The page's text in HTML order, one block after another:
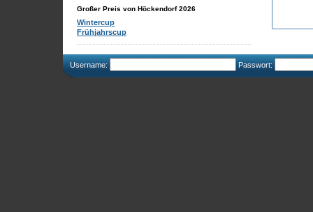
Großer Preis von Höckendorf 2026
Wintercup
Frühjahrscup
Username: Passwort: